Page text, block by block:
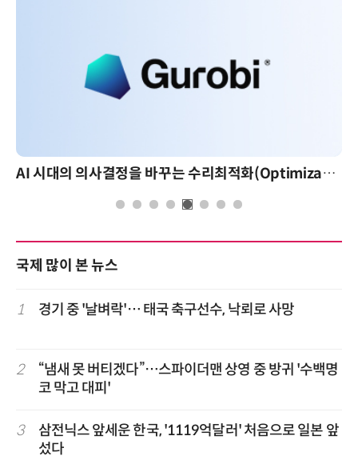
AI 시대의 의사결정을 바꾸는 수리최적화(Optimization): 실제 산업 적용 사례와 활용 전략 AI 핀옵스 실전
국제 많이 본 뉴스
1 경기 중 '날벼락'… 태국 축구선수, 낙뢰로 사망
2
“냄새 못 버티겠다”…스파이더맨 상영 중 방귀 '수백명
코 막고 대피'
3
삼전닉스 앞세운 한국, '1119억달러' 처음으로 일본 앞
섰다